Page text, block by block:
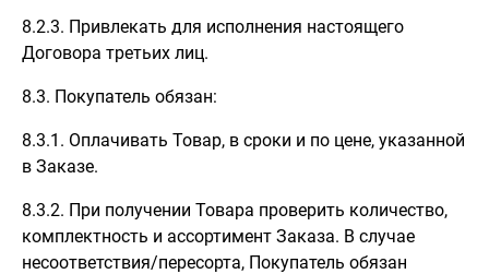
8.2.3. Привлекать для исполнения настоящего
Договора третьих лиц.
8.3. Покупатель обязан:
8.3.1. Оплачивать Товар, в сроки и по цене, указанной
в Заказе.
8.3.2. При получении Товара проверить количество,
комплектность и ассортимент Заказа. В случае
несоответствия/пересорта, Покупатель обязан